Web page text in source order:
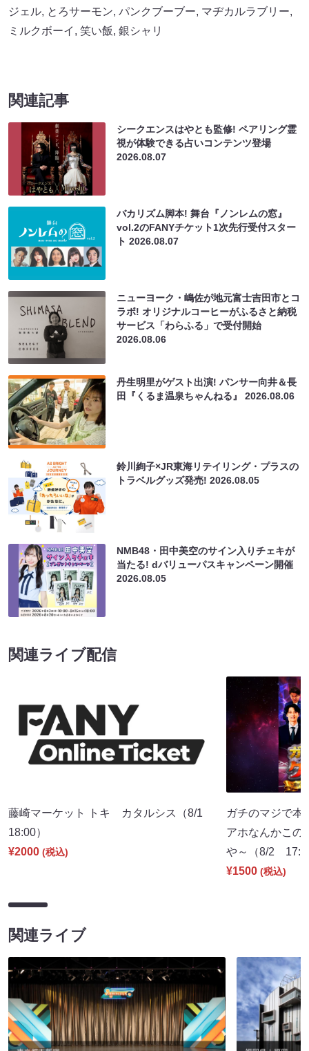
ジェル, とろサーモン, パンクブーブー, マヂカルラブリー,
ミルクボーイ , 笑い飯, 銀シャリ
関連記事
シークエンスはやとも監修! ペアリング霊
視が体験できる占いコンテンツ登場
2026.08.07
バカリズム脚本! 舞台『ノンレムの窓』
vol.2のFANYチケット1次先行受付スター
ト2026.08.07
ニューヨーク・嶋佐が地元富士吉田市とコ
ラボ! オリジナルコーヒーがふるさと納税
サービス「わらふる」で受付開始
2026.08.06
丹生明里がゲスト出演! パンサー向井＆長
田『くるま温泉ちゃんねる』2026.08.06
鈴川絢子×JR東海リテイリング・プラスの
トラベルグッズ発売!2026.08.05
NMB48・田中美空のサイン入りチェキが
当たる! dバリューパスキャンペーン開催
2026.08.05
関連ライブ配信
藤崎マーケット トキ カタルシス（8/1
18:00）
¥2000 (税込)
ガチのマジで本
アホなんかこの
や～（8/2
¥1500 (税込)
関連ライブ